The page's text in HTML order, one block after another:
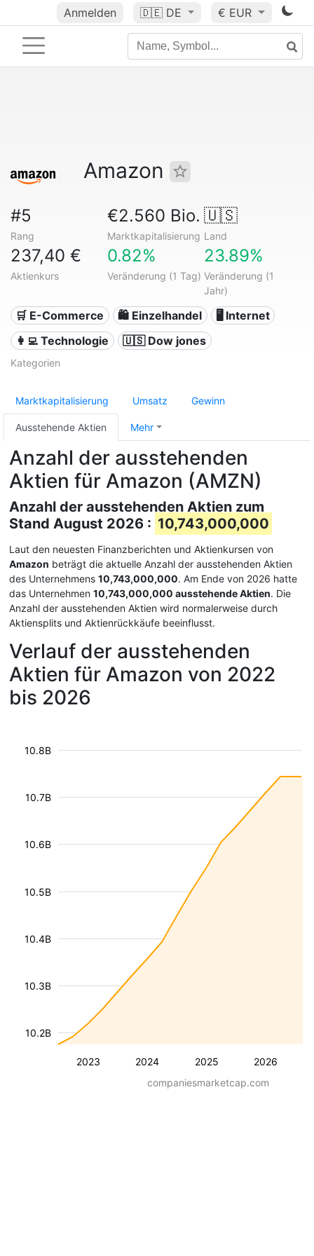
Anmelden 🇩🇪 DE € EUR
Amazon
#5
Rang
€2.560 Bio.
Marktkapitalisierung
🇺🇸
Land
237,40 €
Aktienkurs
0.82%
Veränderung (1 Tag)
23.89%
Veränderung (1
Jahr)
🛒 E-Commerce 🛍️ Einzelhandel
🖥️ Internet
👩‍💻 Technologie
🇺🇸 Dow jones
Kategorien
Marktkapitalisierung Umsatz Gewinn
Ausstehende Aktien Mehr
Anzahl der ausstehenden
Aktien für Amazon (AMZN)
Anzahl der ausstehenden Aktien zum
Stand August 2026 : 10,743,000,000
Laut den neuesten Finanzberichten und Aktienkursen von
Amazon beträgt die aktuelle Anzahl der ausstehenden Aktien
des Unternehmens 10,743,000,000. Am Ende von 2026 hatte
das Unternehmen 10,743,000,000 ausstehende Aktien. Die
Anzahl der ausstehenden Aktien wird normalerweise durch
Aktiensplits und Aktienrückkäufe beeinflusst.
Verlauf der ausstehenden
Aktien für Amazon von 2022
bis 2026
2023 2024 2025 2026
10.2B
10.3B
10.4B
10.5B
10.6B
10.7B
10.8B
companiesmarketcap.com